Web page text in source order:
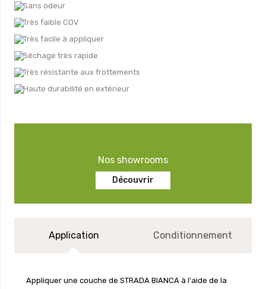
Sans odeur
Très faible COV
Très facile à appliquer
Séchage très rapide
Très résistante aux frottements
Haute durabilité en extérieur
Nos showrooms
Découvrir
Application Conditionnement
Appliquer une couche de STRADA BIANCA à l'aide de la